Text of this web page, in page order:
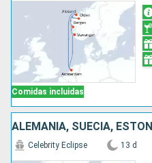
Comidas incluidas
Celebrity Eclipse 13 d